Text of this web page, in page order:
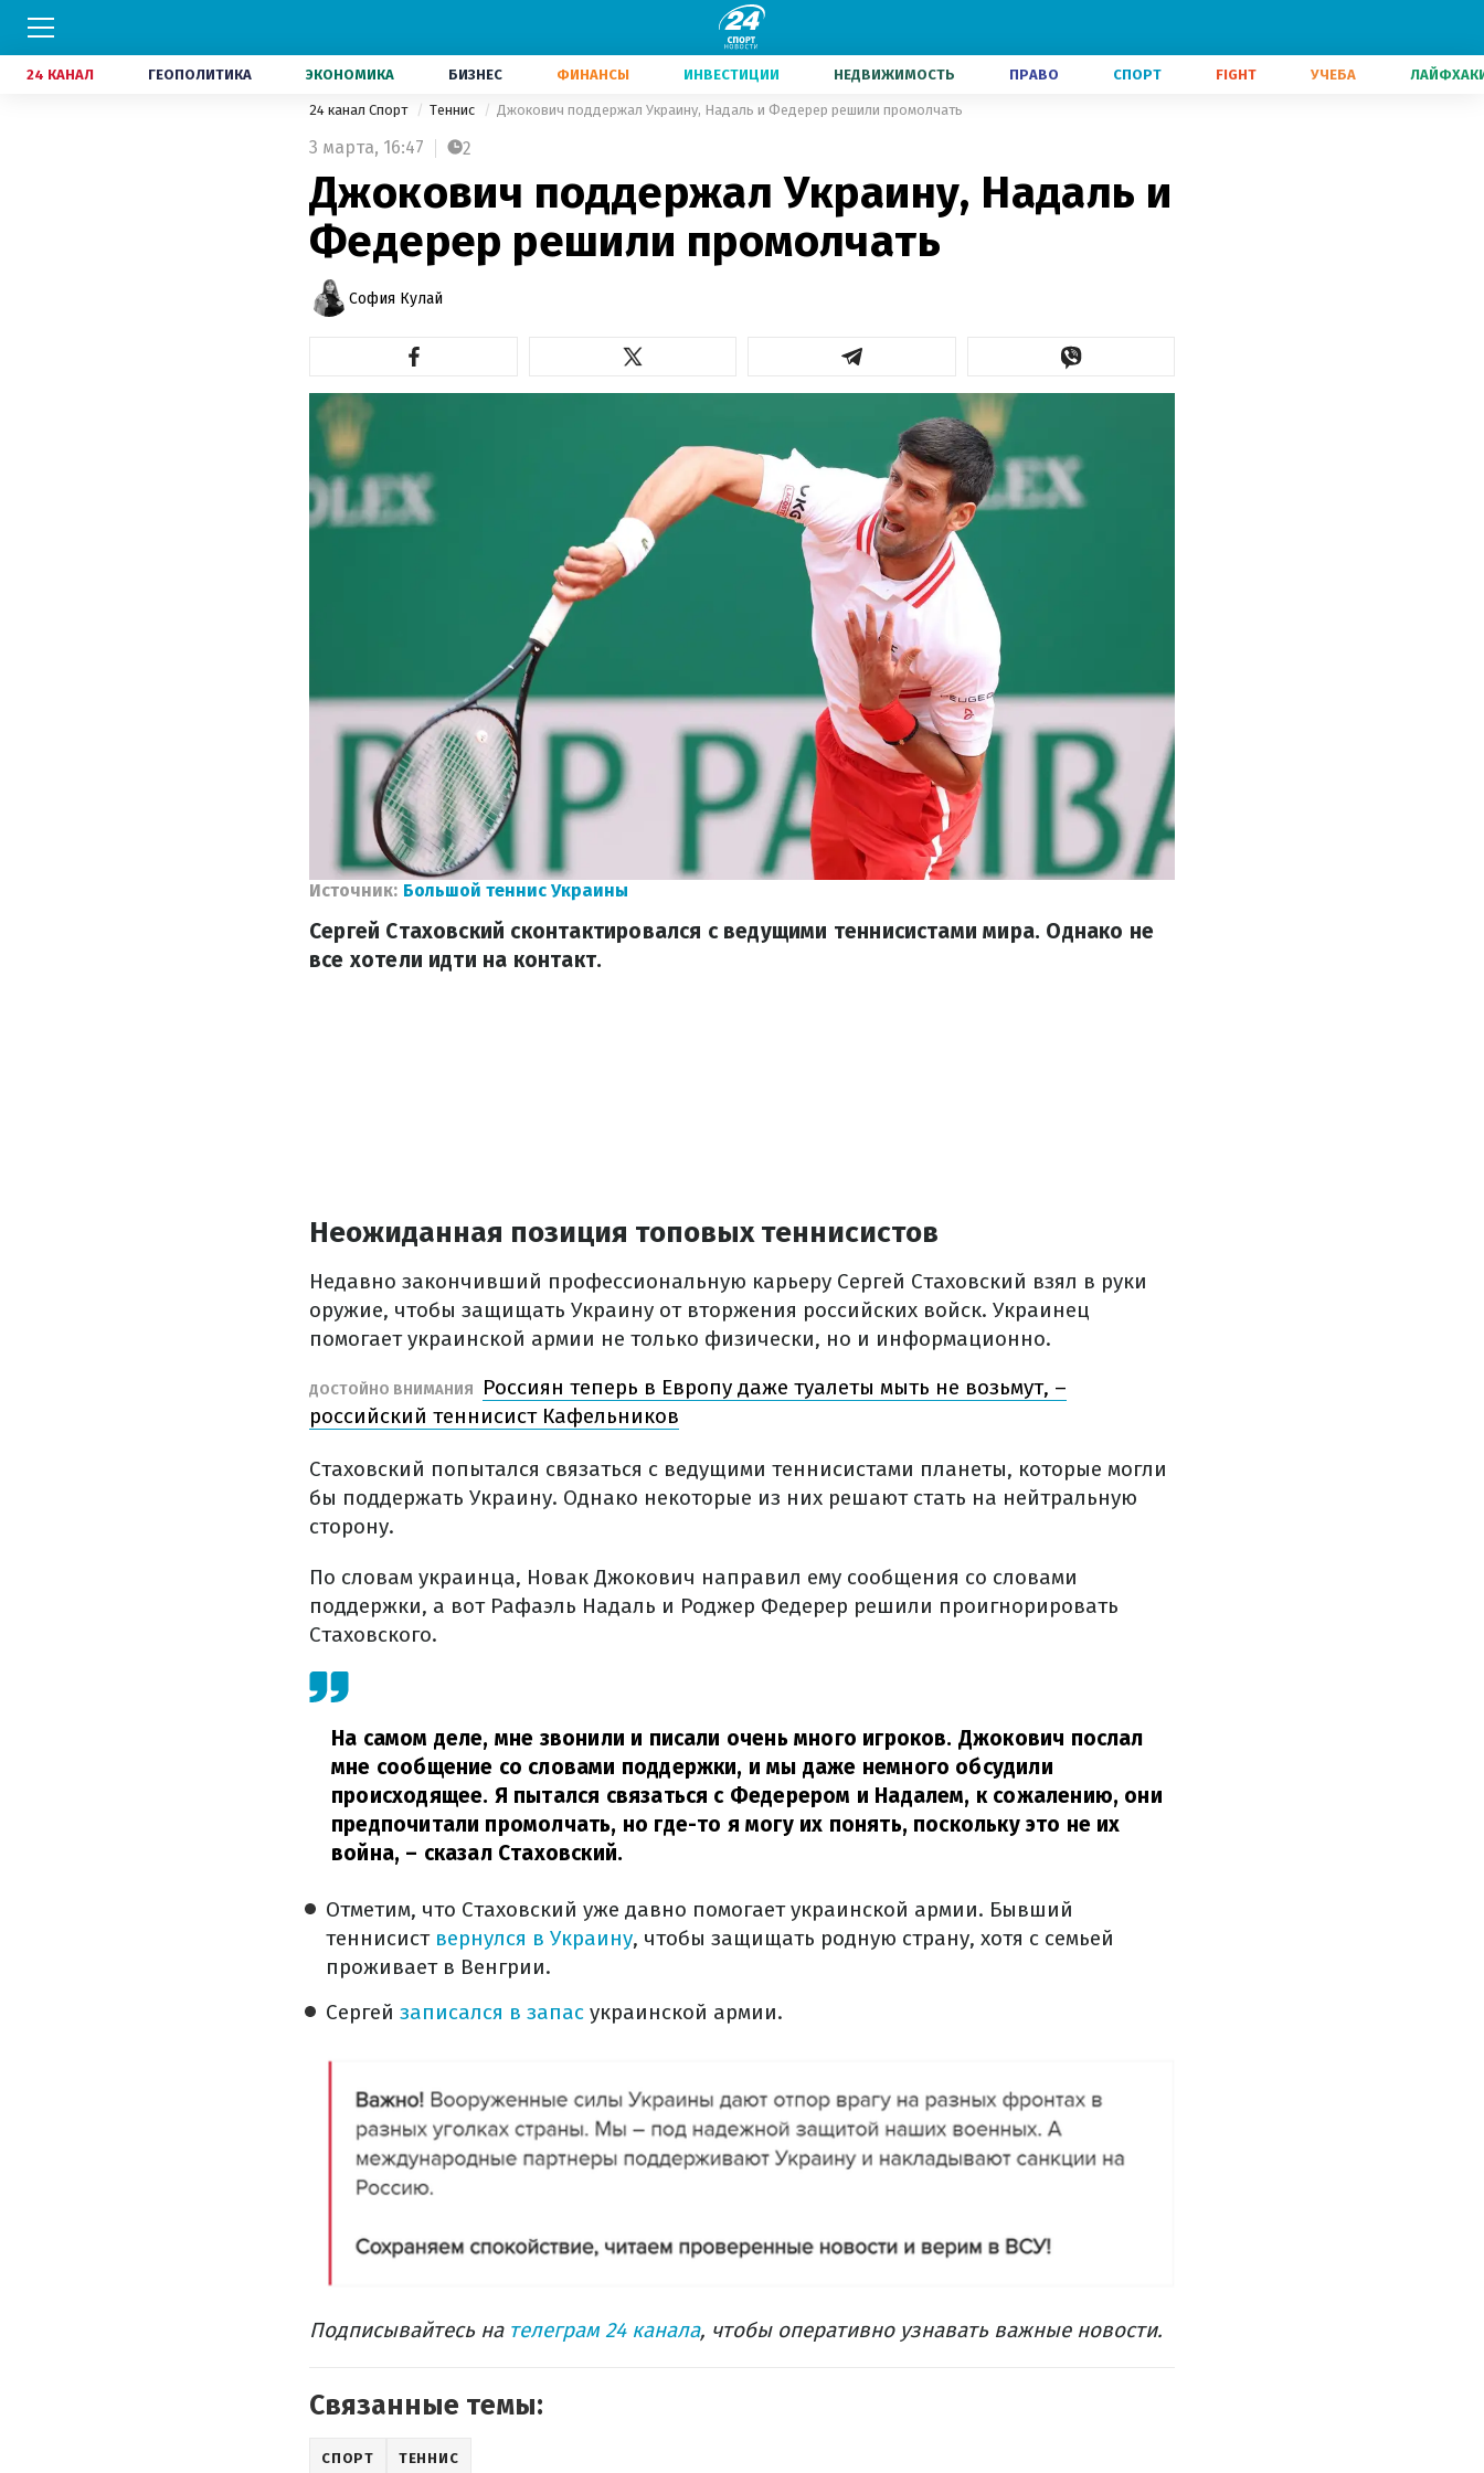
24 КАНАЛ ГЕОПОЛИТИКА ЭКОНОМИКА БИЗНЕС ФИНАНСЫ ИНВЕСТИЦИИ НЕДВИЖИМОСТЬ ПРАВО СПОРТ FIGHT УЧЕБА
24 канал Спорт Теннис Джокович поддержал Украину, Надаль и Федерер решили промолчать
3 марта, 16:47 2
Джокович поддержал Украину, Надаль и
Федерер решили промолчать
София Кулай
Источник: Большой теннис Украины
Сергей Стаховский сконтактировался с ведущими теннисистами мира. Однако не
все хотели идти на контакт.
Неожиданная позиция топовых теннисистов
Недавно закончивший профессиональную карьеру Сергей Стаховский взял в руки
оружие, чтобы защищать Украину от вторжения российских войск. Украинец
помогает украинской армии не только физически, но и информационно.
ДОСТОЙНО ВНИМАНИЯ
Россиян теперь в Европу даже туалеты мыть не возьмут, –
российский теннисист Кафельников
Стаховский попытался связаться с ведущими теннисистами планеты, которые могли
бы поддержать Украину. Однако некоторые из них решают стать на нейтральную
сторону.
По словам украинца, Новак Джокович направил ему сообщения со словами
поддержки, а вот Рафаэль Надаль и Роджер Федерер решили проигнорировать
Стаховского.
На самом деле, мне звонили и писали очень много игроков. Джокович послал
мне сообщение со словами поддержки, и мы даже немного обсудили
происходящее. Я пытался связаться с Федерером и Надалем, к сожалению, они
предпочитали промолчать, но где-то я могу их понять, поскольку это не их
война, – сказал Стаховский.
Отметим, что Стаховский уже давно помогает украинской армии. Бывший
теннисист вернулся в Украину, чтобы защищать родную страну, хотя с семьей
проживает в Венгрии.
Сергей записался в запас украинской армии.
Подписывайтесь на телеграм 24 канала, чтобы оперативно узнавать важные новости.
Связанные темы:
СПОРТ ТЕННИС